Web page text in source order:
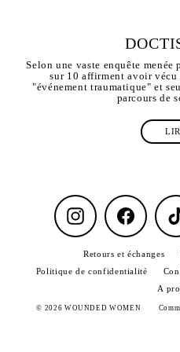
Selon une vaste enquête menée
sur 10 affirment avoir vécu
"événement traumatique" et
parcours de
Instagram Facebook
Retours et échanges
Politique de confidentialité
A
© 2026 WOUNDED WOMEN